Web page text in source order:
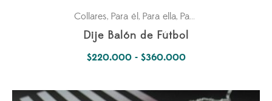
Collares, Para él, Para ella, Pasiones
Dije Balón de Fútbol
$220.000 - $360.000Rango
precios: